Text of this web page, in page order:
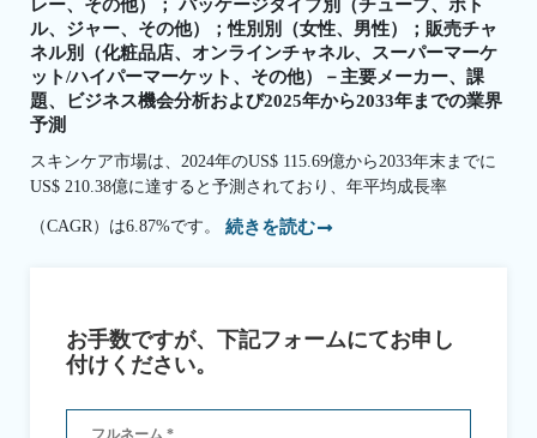
レー、その他）； パッケージタイプ別（チューブ、ボト
ル、ジャー、その他）；性別別（女性、男性）；販売チャ
ネル別（化粧品店、オンラインチャネル、スーパーマーケ
ット/ハイパーマーケット、その他）－主要メーカー、課
題、ビジネス機会分析および2025年から2033年までの業界
予測
スキンケア市場は、2024年のUS$ 115.69億から2033年末までに
US$ 210.38億に達すると予測されており、年平均成長率
（CAGR）は6.87%です。 続きを読む
お手数ですが、下記フォームにてお申し
付けください。